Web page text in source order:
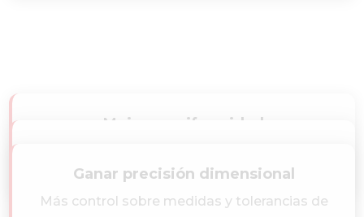
Mejorar uniformidad
más homogéneos.
Superficies más limpias y mejor preparación
del material.
Ganar precisión dimensional
Más control sobre medidas y tolerancias de